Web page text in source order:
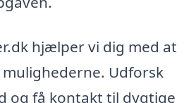
hjælper vi dig med at
Udforsk
og få kontakt til dygtige